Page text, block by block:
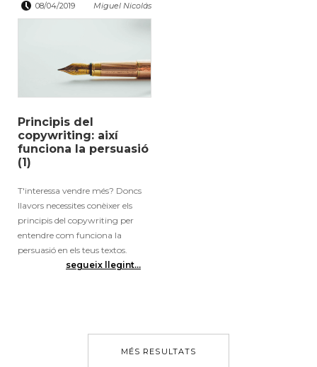
08/04/2019 Miguel Nicolás
Principis del
copywriting: així
funciona la persuasió
(1)
T'interessa vendre més? Doncs
llavors necessites conèixer els
principis del copywriting per
entendre com funciona la
persuasió en els teus textos.
segueix llegint...
MÉS RESULTATS